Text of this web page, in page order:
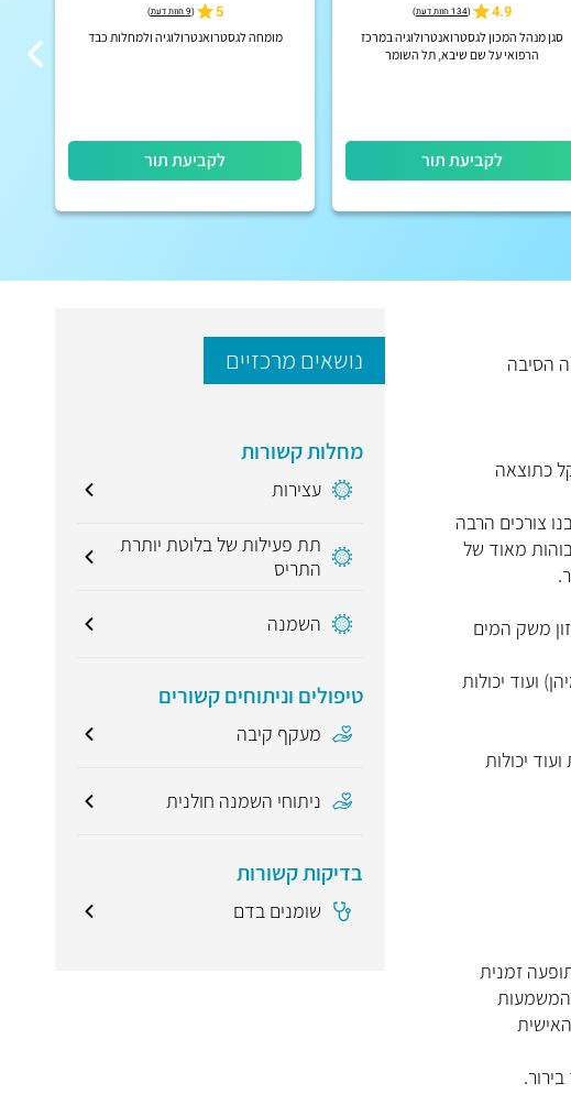
4.9
(134 חוות דעת )
סגן מנהל המכון לגסטרואנטרולוגיה במרכז
הרפואי על שם שיבא, תל השומר
לקביעת תור
5
(9 חוות דעת )
מומחה לגסטרואנטרולוגיה ולמחלות כבד
לקביעת תור
הסיבה
כתוצאה
צורכים הרבה
מאוד של
משק המים
ועוד יכולות
יכולות
זמנית
המשמעות
נושאים מרכזיים
מחלות קשורות
עצירות
תת פעילות של בלוטת יותרת
התריס
השמנה
טיפולים וניתוחים קשורים
מעקף קיבה
ניתוחי השמנה חולנית
בדיקות קשורות
שומנים בדם